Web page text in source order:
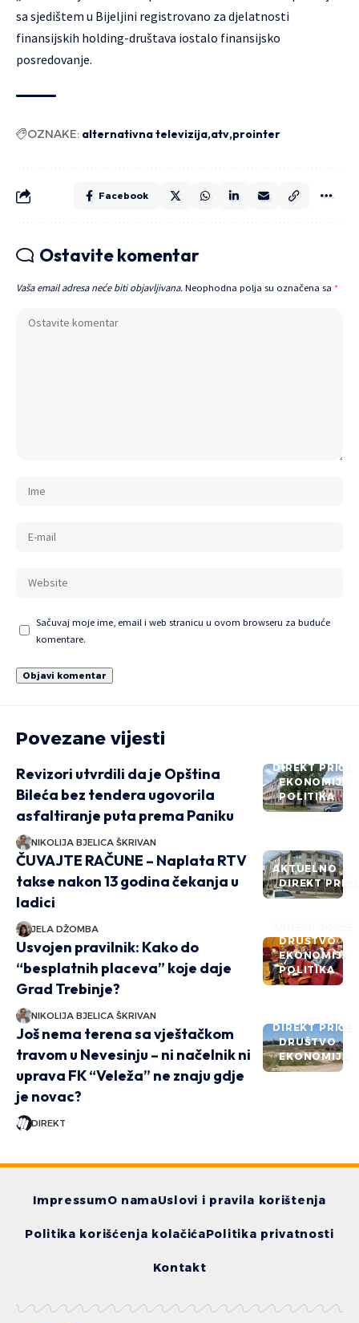
sa sjedištem u Bijeljini registrovano za djelatnosti
finansijskih holding-društava iostalo finansijsko
posredovanje.
OZNAKE: alternativna televizija atv prointer
Facebook
Ostavite komentar
Vaša email adresa neće biti objavljivana. Neophodna polja su označena sa *
Sačuvaj moje ime, email i web stranicu u ovom browseru za buduće
komentare.
Povezane vijesti
DIREKT PRIČE
EKONOMIJA
POLITIKA
Revizori utvrdili da je Opština
Bileća bez tendera ugovorila
asfaltiranje puta prema Paniku
NIKOLIJA BJELICA ŠKRIVAN
AKTUELNO
DIREKT PRIČE
ČUVAJTE RAČUNE – Naplata RTV
takse nakon 13 godina čekanja u
ladici
JELA DŽOMBA
DRUŠTVO
EKONOMIJA
POLITIKA
Usvojen pravilnik: Kako do
“besplatnih placeva” koje daje
Grad Trebinje?
NIKOLIJA BJELICA ŠKRIVAN
DIREKT PRIČE
DRUŠTVO
EKONOMIJA
Još nema terena sa vještačkom
travom u Nevesinju – ni načelnik ni
uprava FK “Veleža” ne znaju gdje
je novac?
DIREKT
ImpressumO namaUslovi i pravila korištenja
Politika korišćenja kolačićaPolitika privatnosti
Kontakt